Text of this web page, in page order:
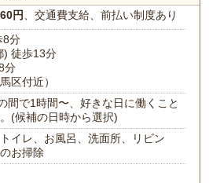
円、交通費支給、前払い制度あり
8分
) 徒歩13分
分
区付近）
間で1時間〜、好きな日に働くこと
(候補の日時から選択)
イレ、お風呂、洗面所、リビン
お掃除